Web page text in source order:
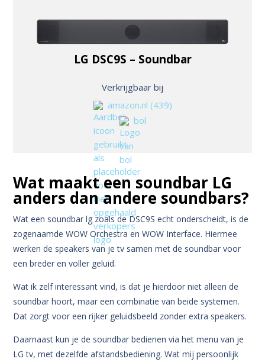
LG DSC9S – Soundbar
Verkrijgbaar bij
amazon.nl (439)
bol
Wat maakt een soundbar LG
anders dan andere soundbars?
Wat een soundbar lg zoals de DSC9S echt onderscheidt, is de
zogenaamde WOW Orchestra en WOW Interface. Hiermee
werken de speakers van je tv samen met de soundbar voor
een breder en voller geluid.
Wat ik zelf interessant vind, is dat je hierdoor niet alleen de
soundbar hoort, maar een combinatie van beide systemen.
Dat zorgt voor een rijker geluidsbeeld zonder extra speakers.
Daarnaast kun je de soundbar bedienen via het menu van je
LG tv, met dezelfde afstandsbediening.Wat mij persoonlijk